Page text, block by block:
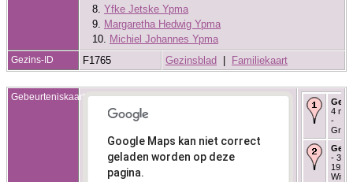
8. Yfke Jetske Ypma
9.
Margaretha Hedwig Ypma
10.
Michiel Johannes Ypma
Gezins-ID F1765 Gezinsblad Familiekaart
Gebeurteniskaart
Google Maps kan niet correct
geladen worden op deze
pagina.
4
-
- 3
1924